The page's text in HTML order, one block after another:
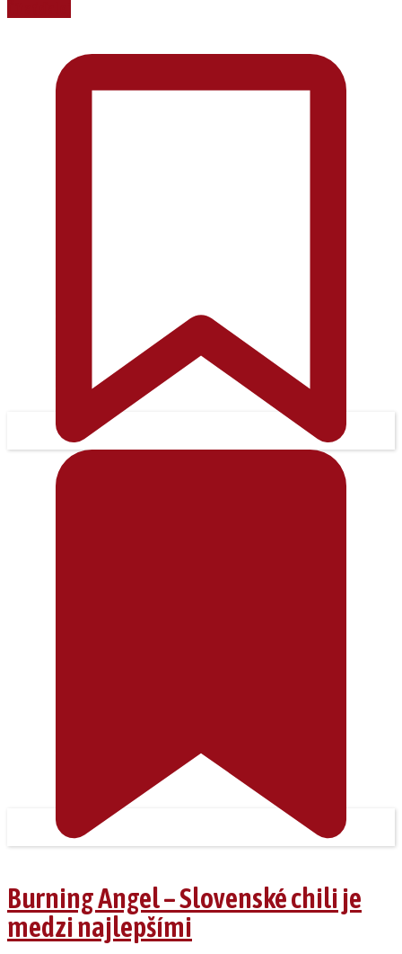
Burning Angel – Slovenské chili je
medzi najlepšími